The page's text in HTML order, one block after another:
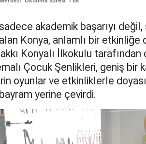
akademik başarıyı
Konya, anlamlı bir etkinliğe
Konyalı İlkokulu
Çocuk Şenlikleri, geniş bir
oyunlar ve etkinliklerle
yerine çevirdi.